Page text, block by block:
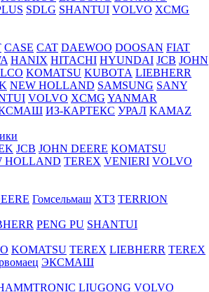
SDLG SHANTUI VOLVO XCMG
CASE CAT DAEWOO DOOSAN FIAT
HANIX HITACHI HYUNDAI JCB JOHN
KOMATSU KUBOTА LIEBHERR
NEW HOLLAND SAMSUNG SANY
VOLVO XCMG YANMAR
ИЗ-КАРТЕКС УРАЛ KAMAZ
JCB JOHN DEERE KOMATSU
HOLLAND TEREX VENIERI VOLVO
Гомсельмаш ХТЗ TERRION
PENG PU SHANTUI
KOMATSU TEREX LIEBHERR TEREX
ЭКСМАШ
LIUGONG VOLVO